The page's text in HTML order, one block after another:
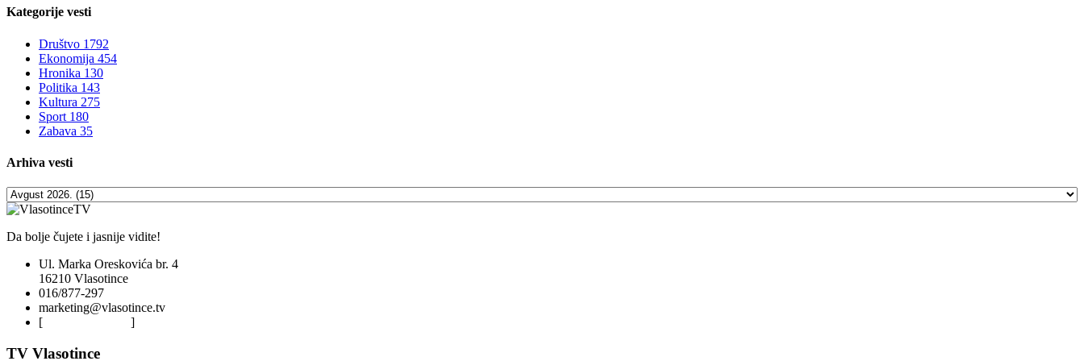
Kategorije vesti
Društvo 1792
Ekonomija 454
Hronika 130
Politika 143
Kultura 275
Sport 180
Zabava 35
Arhiva vesti
Da bolje čujete i jasnije vidite!
Ul. Marka Oreskovića br. 4
16210 Vlasotince
016/877-297
marketing@vlasotince.tv
[
]
TV Vlasotince